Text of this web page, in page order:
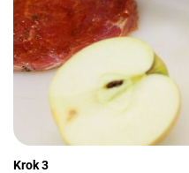
Krok 3